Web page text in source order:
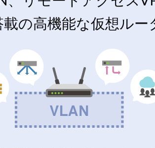
載の高機能な仮想ルー